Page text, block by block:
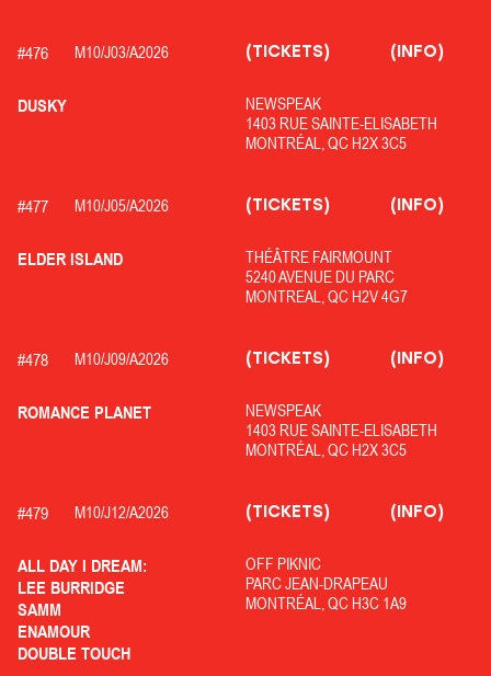
#476 M10/J03/A2026
DUSKY
NEWSPEAK
1403 RUE SAINTE-ELISABETH
MONTRÉAL, QC H2X 3C5
(TICKETS) (INFO)
#477 M10/J05/A2026
ELDER ISLAND
THÉÂTRE FAIRMOUNT
5240 AVENUE DU PARC
MONTREAL, QC H2V 4G7
(TICKETS) (INFO)
#478 M10/J09/A2026
ROMANCE PLANET
NEWSPEAK
1403 RUE SAINTE-ELISABETH
MONTRÉAL, QC H2X 3C5
(TICKETS) (INFO)
#479 M10/J12/A2026
ALL DAY I DREAM:
LEE BURRIDGE
SAMM
ENAMOUR
DOUBLE TOUCH
OFF PIKNIC
PARC JEAN-DRAPEAU
MONTRÉAL, QC H3C 1A9
(TICKETS) (INFO)